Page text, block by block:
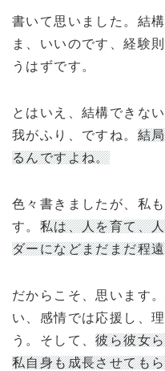
書いて思いました。結
ま、いいのです、経験
うはずです。
とはいえ、結構できな
我がふり、ですね。 結
るんですよね。
色々書きましたが、私
す。 私は、人を育て、
ダーになどまだまだ程
だからこそ、思います
い、感情では応援し、
う。そして、彼ら彼女
私自身も成長させても